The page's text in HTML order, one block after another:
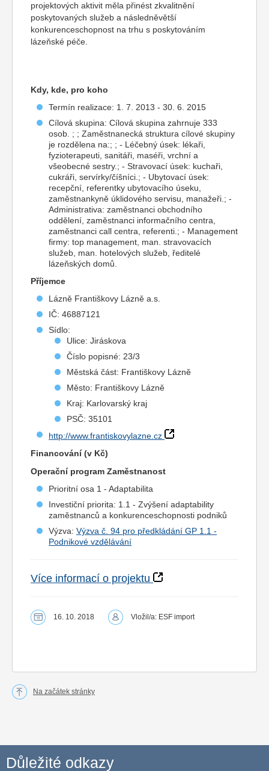
projektových aktivit měla přinést zkvalitnění
poskytovaných služeb a následněvětší
konkurenceschopnost na trhu s poskytováním
lázeňské péče.
Kdy, kde, pro koho
Termín realizace: 1. 7. 2013 - 30. 6. 2015
Cílová skupina: Cílová skupina zahrnuje 333
osob. ; ; Zaměstnanecká struktura cílové skupiny
je rozdělena na:; ; - Léčebný úsek: lékaři,
fyzioterapeuti, sanitáři, maséři, vrchní a
všeobecné sestry.; - Stravovací úsek: kuchaři,
cukráři, servírky/číšníci.; - Ubytovací úsek:
recepční, referentky ubytovacího úseku,
zaměstnankyně úklidového servisu, manažeři.; -
Administrativa: zaměstnanci obchodního
oddělení, zaměstnanci informačního centra,
zaměstnanci call centra, referenti.; - Management
firmy: top management, man. stravovacích
služeb, man. hotelových služeb, ředitelé
lázeňských domů.
Příjemce
Lázně Františkovy Lázně a.s.
IČ: 46887121
Sídlo:
Ulice: Jiráskova
Číslo popisné: 23/3
Městská část: Františkovy Lázně
Město: Františkovy Lázně
Kraj: Karlovarský kraj
PSČ: 35101
http://www.frantiskovylazne.cz
Financování (v Kč)
Operační program Zaměstnanost
Prioritní osa 1 - Adaptabilita
Investiční priorita: 1.1 - Zvýšení adaptability
zaměstnanců a konkurenceschopnosti podniků
Výzva: Výzva č. 94 pro předkládání GP 1.1 -
Podnikové vzdělávání
Více informací o projektu
16. 10. 2018 Vložil/a: ESF import
Na začátek stránky
Důležité odkazy